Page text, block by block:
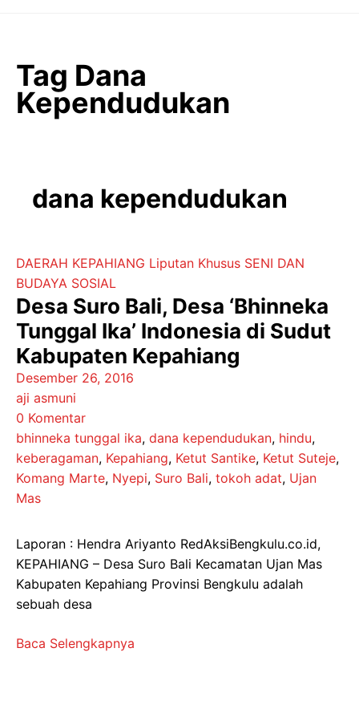
Tag Dana
Kependudukan
dana kependudukan
DAERAH KEPAHIANG Liputan Khusus SENI DAN
BUDAYA SOSIAL
Desa Suro Bali, Desa ‘Bhinneka
Tunggal Ika’ Indonesia di Sudut
Kabupaten Kepahiang
Desember 26, 2016
aji asmuni
0 Komentar
bhinneka tunggal ika, dana kependudukan, hindu,
keberagaman, Kepahiang, Ketut Santike, Ketut Suteje,
Komang Marte, Nyepi, Suro Bali, tokoh adat, Ujan
Mas
Laporan : Hendra Ariyanto RedAksiBengkulu.co.id,
KEPAHIANG – Desa Suro Bali Kecamatan Ujan Mas
Kabupaten Kepahiang Provinsi Bengkulu adalah
sebuah desa
Baca Selengkapnya